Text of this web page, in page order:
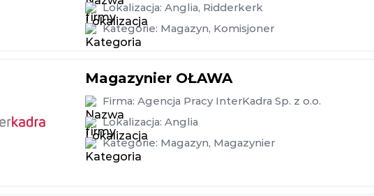
Lokalizacja: Anglia, Ridderkerk
Kategorie: Magazyn, Komisjoner
Magazynier OŁAWA
Firma: Agencja Pracy InterKadra Sp. z o.o.
Lokalizacja: Anglia
Kategorie: Magazyn, Magazynier